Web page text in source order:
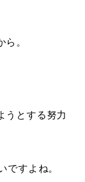
。
うとする努力
ですよね。